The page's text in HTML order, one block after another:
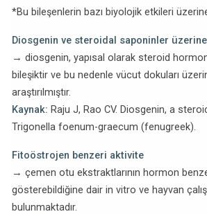
*Bu bileşenlerin bazı biyolojik etkileri
Diosgenin ve steroidal saponinler üzerine
→ diosgenin, yapısal olarak steroid
bileşiktir ve bu nedenle vücut dokuları
araştırılmıştır.
Kaynak: Raju J, Rao CV. Diosgenin, a
Trigonella foenum-graecum (fenugreek).
Fitoöstrojen benzeri aktivite
→ çemen otu ekstraktlarının hormon
gösterebildiğine dair in vitro ve hayvan
bulunmaktadır.